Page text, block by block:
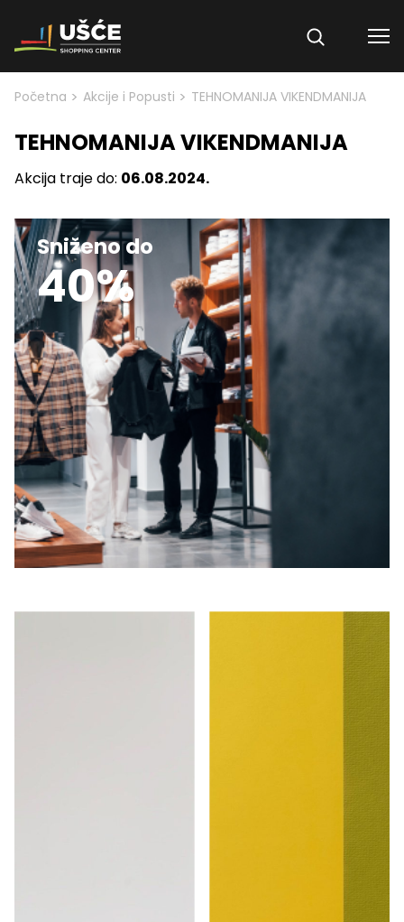
Skip to content
Početna > Akcije i Popusti > TEHNOMANIJA VIKENDMANIJA
TEHNOMANIJA VIKENDMANIJA
Akcija traje do: 06.08.2024.
Sniženo do
40%